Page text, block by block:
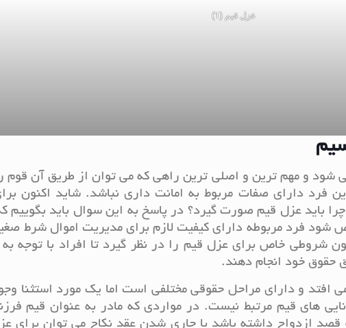
عزل قیم (1)
شود و مهم ترین و اصلی ترین راهی که می توان از طریق آن قوم
فرد دارای صفات مربوط به امانت داری نباشد. شاید اکنون
باید عزل قیم صورت گیرد؟ در پاسخ به این سوال باید بگوییم
شود فرد مربوطه دارای کیفیت لازم برای مدیریت اموال شرط
شروطی خاص برای عزل قیم را در نظر گیرد تا افراد با توجه
حقوق خود انجام دهند.
افتد و دارای مراحل حقوقی مختلفی است اما یک مورد استثنا
های قیم مرتبط نیست. در مواردی که مادر به عنوان قیم
ازدواج داشته باشد با جاری شدن عقد نکاح می توان برای